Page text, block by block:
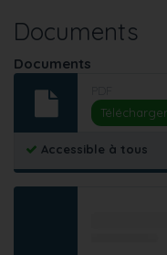
Documents
Documents
Accessible à tous